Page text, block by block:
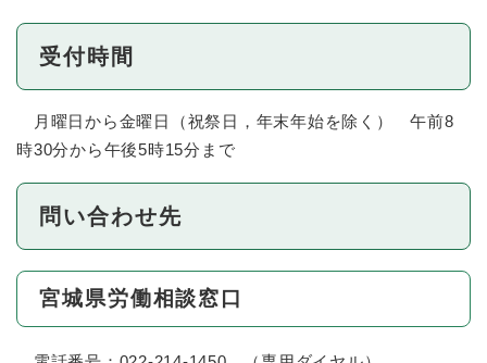
受付時間
月曜日から金曜日（祝祭日，年末年始を除く） 午前8
時30分から午後5時15分まで
問い合わせ先
宮城県労働相談窓口